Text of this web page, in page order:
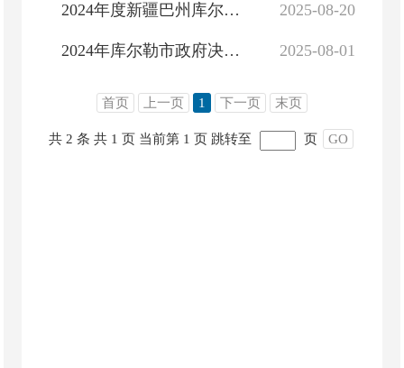
2025-08-20
2024年度新疆巴州库尔勒市部门决算公开
2025-08-01
2024年库尔勒市政府决算公开
首页 上一页 1 下一页 末页
共 2 条 共 1 页 当前第 1 页 跳转至 页 GO